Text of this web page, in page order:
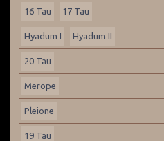
16 Tau 17 Tau
Hyadum I Hyadum II
20 Tau
Merope
Pleione
19 Tau